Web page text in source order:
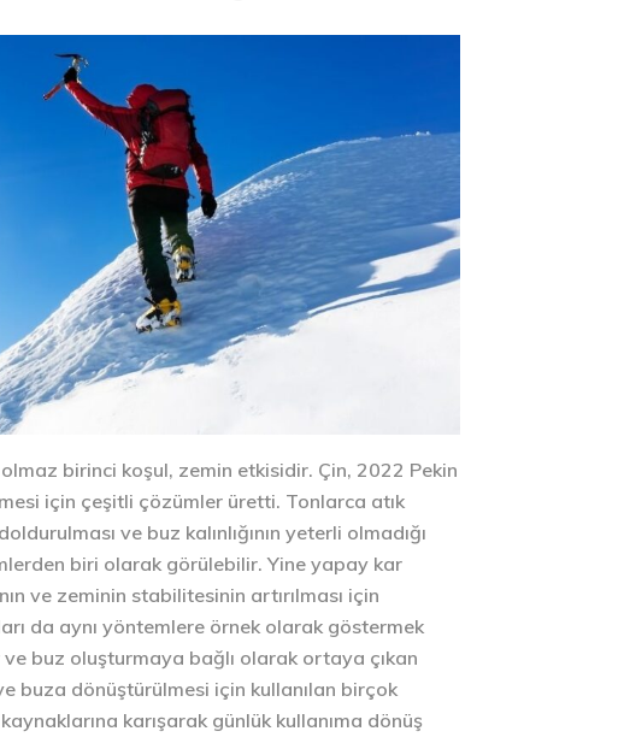
olmaz birinci koşul, zemin etkisidir. Çin, 2022 Pekin
için çeşitli çözümler üretti. Tonlarca atık
ve buz kalınlığının yeterli olmadığı
biri olarak görülebilir. Yine yapay kar
ve zeminin stabilitesinin artırılması için
da aynı yöntemlere örnek olarak göstermek
buz oluşturmaya bağlı olarak ortaya çıkan
buza dönüştürülmesi için kullanılan birçok
karışarak günlük kullanıma dönüş